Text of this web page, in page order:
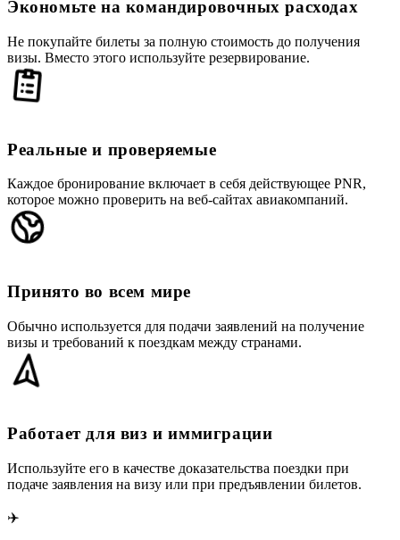
Экономьте на командировочных расходах
Не покупайте билеты за полную стоимость до получения
визы. Вместо этого используйте резервирование.
Реальные и проверяемые
Каждое бронирование включает в себя действующее PNR,
которое можно проверить на веб-сайтах авиакомпаний.
Принято во всем мире
Обычно используется для подачи заявлений на получение
визы и требований к поездкам между странами.
Работает для виз и иммиграции
Используйте его в качестве доказательства поездки при
подаче заявления на визу или при предъявлении билетов.
✈️